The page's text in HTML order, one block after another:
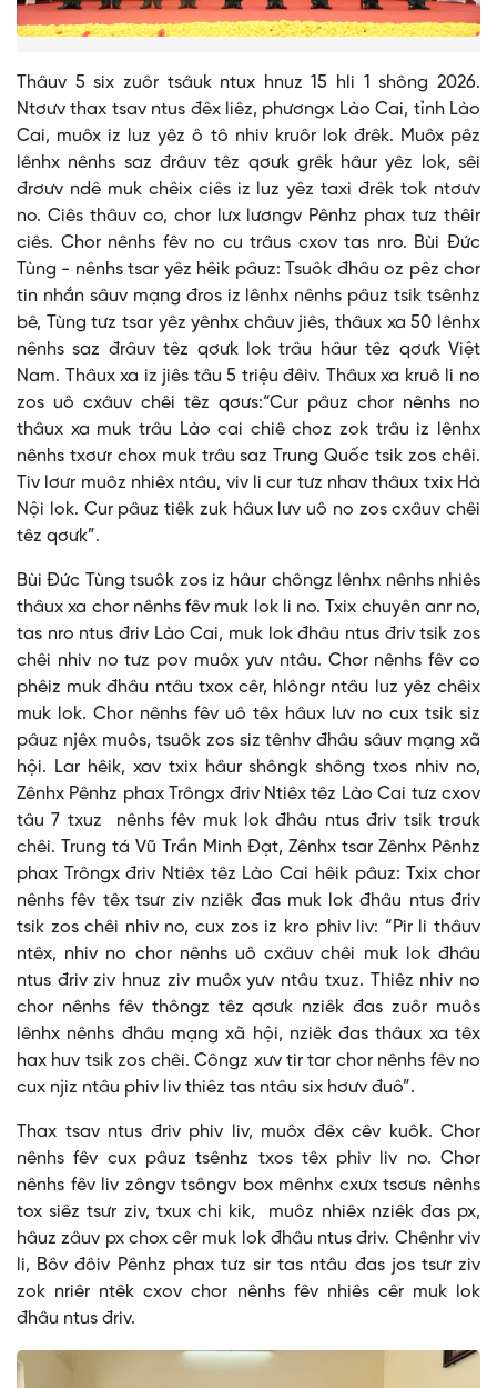
Thâuv 5 six zuôr tsâuk ntux hnuz 15 hli 1 shông 2026.
Ntơưv thax tsav ntus đêx liêz, phươngx Lào Cai, tỉnh Lào
Cai, muôx iz luz yêz ô tô nhiv kruôr lok đrêk. Muôx pêz
lênhx nênhs saz đrâuv têz qơưk grêk hâur yêz lok, sêi
đrơưv ndê muk chêix ciês iz luz yêz taxi đrêk tok ntơưv
no. Ciês thâuv co, chor lưx lươngv Pênhz phax tưz thêir
ciês. Chor nênhs fêv no cu trâus cxov tas nro. Bùi Đức
Tùng - nênhs tsar yêz hêik pâuz: Tsuôk đhâu oz pêz chor
tin nhắn sâuv mạng đros iz lênhx nênhs pâuz tsik tsênhz
bê, Tùng tưz tsar yêz yênhx châuv jiês, thâux xa 50 lênhx
nênhs saz đrâuv têz qơưk lok trâu hâur têz qơưk Việt
Nam. Thâux xa iz jiês tâu 5 triệu đêiv. Thâux xa kruô li no
zos uô cxâuv chêi têz qơưs:“Cur pâuz chor nênhs no
thâux xa muk trâu Lào cai chiê choz zok trâu iz lênhx
nênhs txơưr chox muk trâu saz Trung Quốc tsik zos chêi.
Tiv lơưr muôz nhiêx ntâu, viv li cur tưz nhav thâux txix Hà
Nội lok. Cur pâuz tiêk zuk hâux lưv uô no zos cxâuv chêi
têz qơưk”.
Bùi Đức Tùng tsuôk zos iz hâur chôngz lênhx nênhs nhiês
thâux xa chor nênhs fêv muk lok li no. Txix chuyên anr no,
tas nro ntus đriv Lào Cai, muk lok đhâu ntus đriv tsik zos
chêi nhiv no tưz pov muôx yưv ntâu. Chor nênhs fêv co
phêiz muk đhâu ntâu txox cêr, hlôngr ntâu luz yêz chêix
muk lok. Chor nênhs fêv uô têx hâux lưv no cux tsik siz
pâuz njêx muôs, tsuôk zos siz tênhv đhâu sâuv mạng xã
hội. Lar hêik, xav txix hâur shôngk shông txos nhiv no,
Zênhx Pênhz phax Trôngx đriv Ntiêx têz Lào Cai tưz cxov
tâu 7 txuz nênhs fêv muk lok đhâu ntus đriv tsik trơưk
chêi. Trung tá Vũ Trần Minh Đạt, Zênhx tsar Zênhx Pênhz
phax Trôngx đriv Ntiêx têz Lào Cai hêik pâuz: Txix chor
nênhs fêv têx tsưr ziv nziêk đas muk lok đhâu ntus đriv
tsik zos chêi nhiv no, cux zos iz kro phiv liv: “Pir li thâuv
ntêx, nhiv no chor nênhs uô cxâuv chêi muk lok đhâu
ntus đriv ziv hnuz ziv muôx yưv ntâu txuz. Thiêz nhiv no
chor nênhs fêv thôngz têz qơưk nziêk đas zuôr muôs
lênhx nênhs đhâu mạng xã hội, nziêk đas thâux xa têx
hax huv tsik zos chêi. Côngz xưv tir tar chor nênhs fêv no
cux njiz ntâu phiv liv thiêz tas ntâu six hơưv đuô”.
Thax tsav ntus đriv phiv liv, muôx đêx cêv kuôk. Chor
nênhs fêv cux pâuz tsênhz txos têx phiv liv no. Chor
nênhs fêv liv zôngv tsôngv box mênhx cxưx tsơưs nênhs
tox siêz tsưr ziv, txux chi kik, muôz nhiêx nziêk đas px,
hâuz zâuv px chox cêr muk lok đhâu ntus đriv. Chênhr viv
li, Bôv đôiv Pênhz phax tưz sir tas ntâu đas jos tsưr ziv
zok nriêr ntêk cxov chor nênhs fêv nhiês cêr muk lok
đhâu ntus đriv.